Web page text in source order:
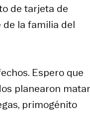
de tarjeta de
de la familia del
Espero que
planearon matar
primogénito